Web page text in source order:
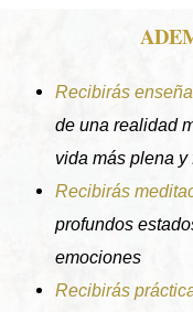
Recibirás
de una realidad
vida más plena y
Recibirás
profundos
emociones
Recibirás